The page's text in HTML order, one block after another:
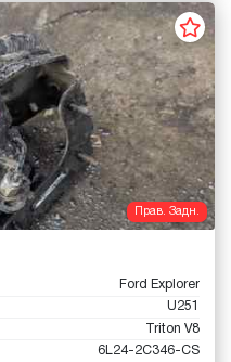
Прав. Задн.
Ford Explorer
U251
Triton V8
6L24-2C346-CS